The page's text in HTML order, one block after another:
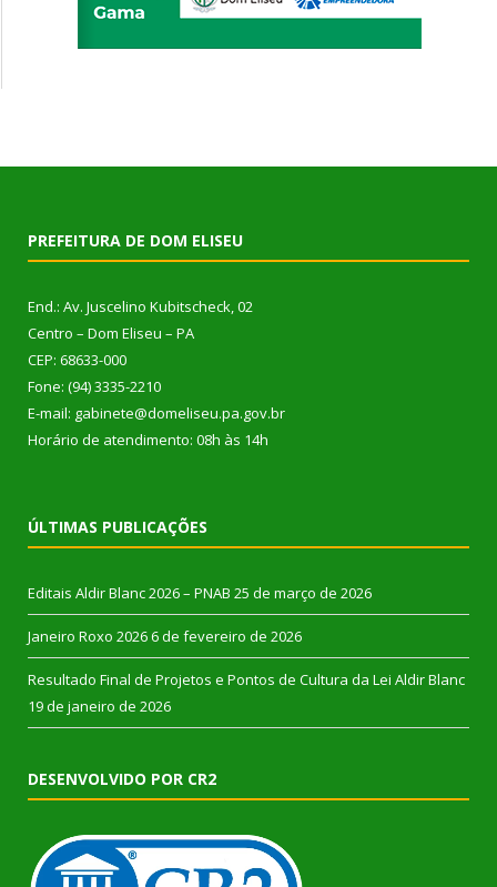
PREFEITURA DE DOM ELISEU
End.: Av. Juscelino Kubitscheck, 02
Centro – Dom Eliseu – PA
CEP: 68633-000
Fone: (94) 3335-2210
E-mail: gabinete@domeliseu.pa.gov.br
Horário de atendimento: 08h às 14h
ÚLTIMAS PUBLICAÇÕES
Editais Aldir Blanc 2026 – PNAB 25 de março de 2026
Janeiro Roxo 2026 6 de fevereiro de 2026
Resultado Final de Projetos e Pontos de Cultura da Lei Aldir Blanc
19 de janeiro de 2026
DESENVOLVIDO POR CR2